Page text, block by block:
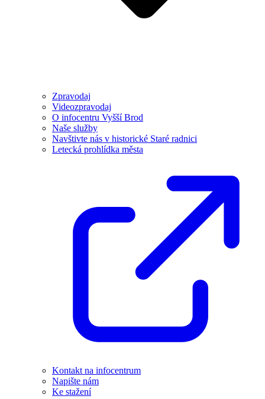
Zpravodaj
Videozpravodaj
O infocentru Vyšší Brod
Naše služby
Navštivte nás v historické Staré radnici
Letecká prohlídka města
Kontakt na infocentrum
Napište nám
Ke stažení